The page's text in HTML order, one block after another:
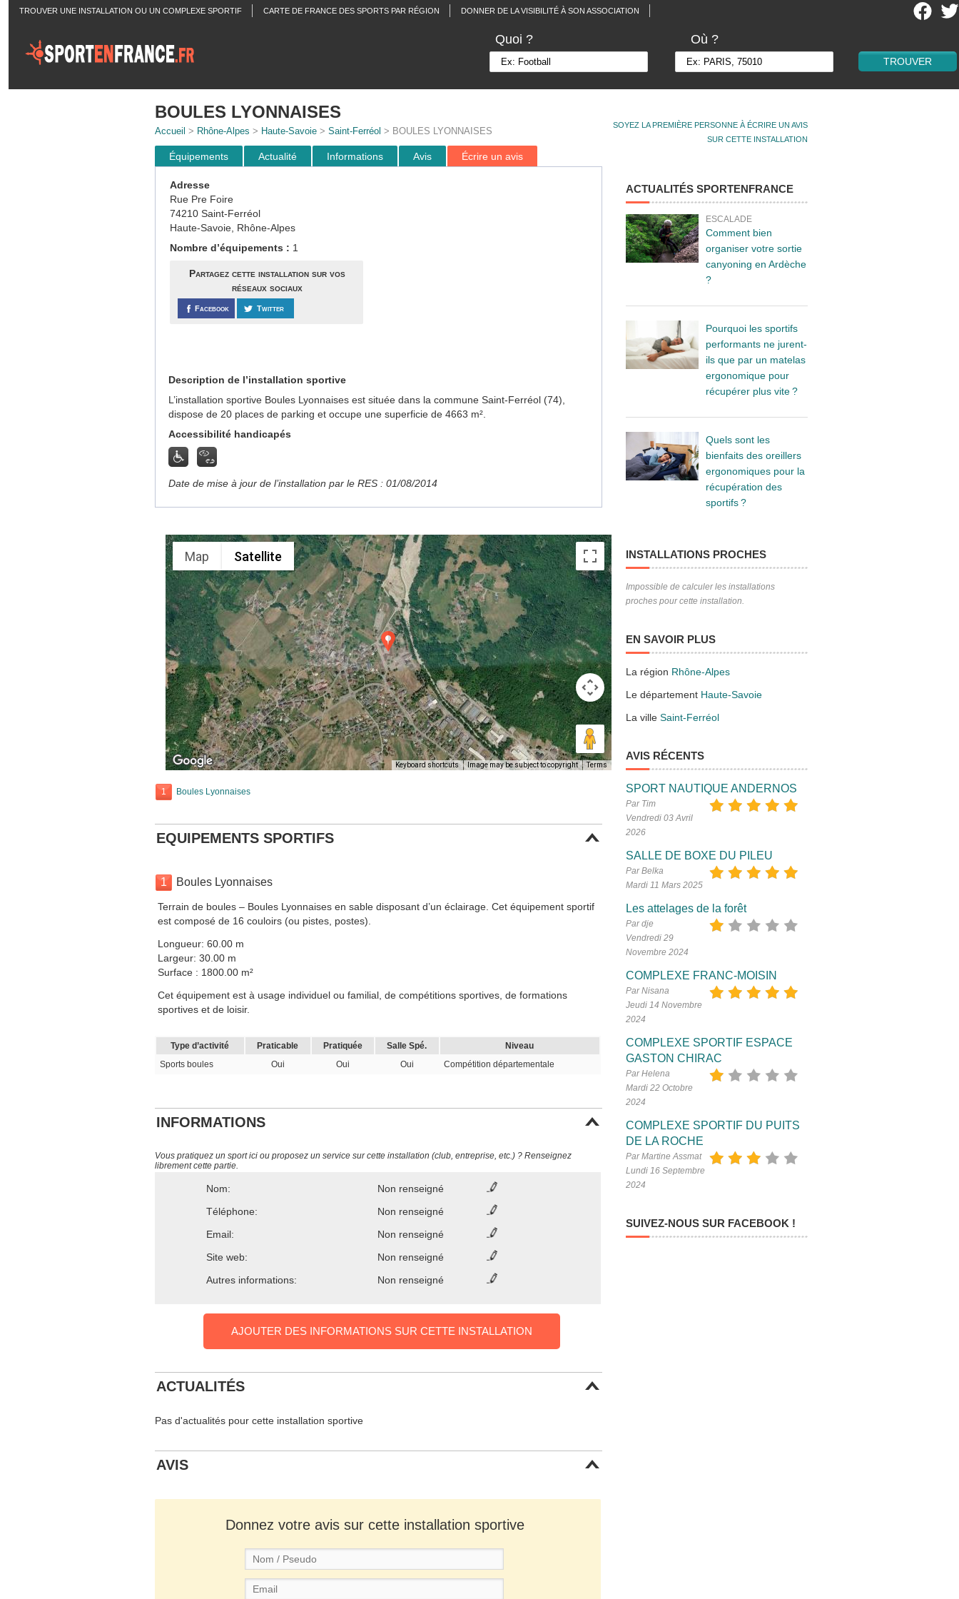
TROUVER UNE INSTALLATION OU UN COMPLEXE SPORTIF CARTE DE FRANCE DES SPORTS PAR RÉGION DONNER DE LA VISIBILITÉ À SON ASSOCIATION
Quoi ? Où ?
SOYEZ LA PREMIÈRE PERSONNE À ÉCRIRE UN AVIS
SUR CETTE INSTALLATION
BOULES LYONNAISES
Accueil > Rhône-Alpes > Haute-Savoie> Saint-Ferréol > BOULES LYONNAISES
Équipements Actualité Informations Avis Écrire un avis
Adresse
Rue Pre Foire
74210 Saint-Ferréol
Haute-Savoie, Rhône-Alpes
Nombre d’équipements : 1
Partagez cette installation sur vos
réseaux sociaux
Facebook Twitter
Description de l’installation sportive
L’installation sportive Boules Lyonnaises est située dans la commune Saint-Ferréol (74),
dispose de 20 places de parking et occupe une superficie de 4663 m².
Accessibilité handicapés
Date de mise à jour de l’installation par le RES : 01/08/2014
Map Satellite
Keyboard shortcuts Image may be subject to copyright Terms
1 Boules Lyonnaises
EQUIPEMENTS SPORTIFS
1 Boules Lyonnaises
Terrain de boules – Boules Lyonnaises en sable disposant d’un éclairage. Cet équipement sportif
est composé de 16 couloirs (ou pistes, postes).
Longueur: 60.00 m
Largeur: 30.00 m
Surface : 1800.00 m²
Cet équipement est à usage individuel ou familial, de compétitions sportives, de formations
sportives et de loisir.
Type d’activité Praticable Pratiquée Salle Spé.
Niveau
Sports boules
Oui Oui Oui Compétition départementale
INFORMATIONS
Vous pratiquez un sport ici ou proposez un service sur cette installation (club, entreprise, etc.) ? Renseignez
librement cette partie.
Nom:
Non renseigné
Téléphone:
Non renseigné
Email:
Non renseigné
Site web:
Non renseigné
Autres informations:
Non renseigné
AJOUTER DES INFORMATIONS SUR CETTE INSTALLATION
ACTUALITÉS
Pas d'actualités pour cette installation sportive
AVIS
Donnez votre avis sur cette installation sportive
ACTUALITÉS SPORTENFRANCE
ESCALADE
Comment bien
organiser votre sortie
canyoning en Ardèche
?
Pourquoi les sportifs
performants ne jurent-
ils que par un matelas
ergonomique pour
récupérer plus vite ?
Quels sont les
bienfaits des oreillers
ergonomiques pour la
récupération des
sportifs ?
INSTALLATIONS PROCHES
Impossible de calculer les installations
proches pour cette installation.
EN SAVOIR PLUS
La région Rhône-Alpes
Le département Haute-Savoie
La ville Saint-Ferréol
AVIS RÉCENTS
SPORT NAUTIQUE ANDERNOS
Par Tim
Vendredi 03 Avril
2026
SALLE DE BOXE DU PILEU
Par Belka
Mardi 11 Mars 2025
Les attelages de la forêt
Par dje
Vendredi 29
Novembre 2024
COMPLEXE FRANC-MOISIN
Par Nisana
Jeudi 14 Novembre
2024
COMPLEXE SPORTIF ESPACE
GASTON CHIRAC
Par Helena
Mardi 22 Octobre
2024
COMPLEXE SPORTIF DU PUITS
DE LA ROCHE
Par Martine Assmat
Lundi 16 Septembre
2024
SUIVEZ-NOUS SUR FACEBOOK !